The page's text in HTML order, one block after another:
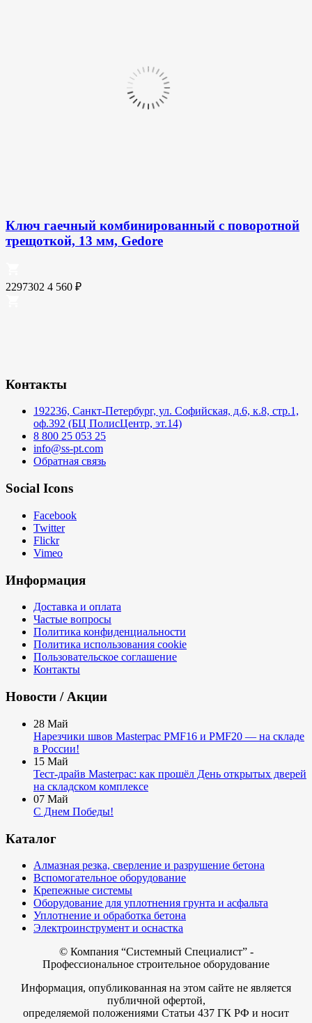
Ключ гаечный комбинированный с поворотной
трещоткой, 13 мм, Gedore
2297302 4 560 ₽
Контакты
192236, Санкт-Петербург, ул. Софийская, д.6, к.8, стр.1,
оф.392 (БЦ ПолисЦентр, эт.14)
8 800 25 053 25
info@ss-pt.com
Обратная связь
Social Icons
Facebook
Twitter
Flickr
Vimeo
Информация
Доставка и оплата
Частые вопросы
Политика конфиденциальности
Политика использования cookie
Пользовательское соглашение
Контакты
Новости / Акции
28 Май
Нарезчики швов Masterpac PMF16 и PMF20 — на складе
в России!
15 Май
Тест-драйв Masterpac: как прошёл День открытых дверей
на складском комплексе
07 Май
С Днем Победы!
Каталог
Алмазная резка, сверление и разрушение бетона
Вспомогательное оборудование
Крепежные системы
Оборудование для уплотнения грунта и асфальта
Уплотнение и обработка бетона
Электроинструмент и оснастка
© Компания “Системный Специалист” -
Профессиональное строительное оборудование
Информация, опубликованная на этом сайте не является
публичной офертой,
определяемой положениями Статьи 437 ГК РФ и носит